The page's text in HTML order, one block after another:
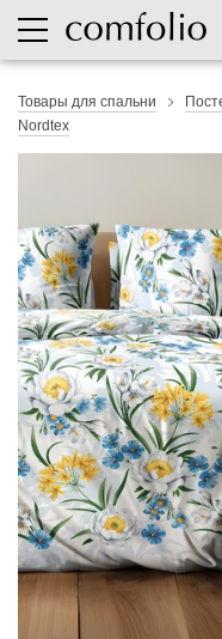
Товары для спальни
Nordtex